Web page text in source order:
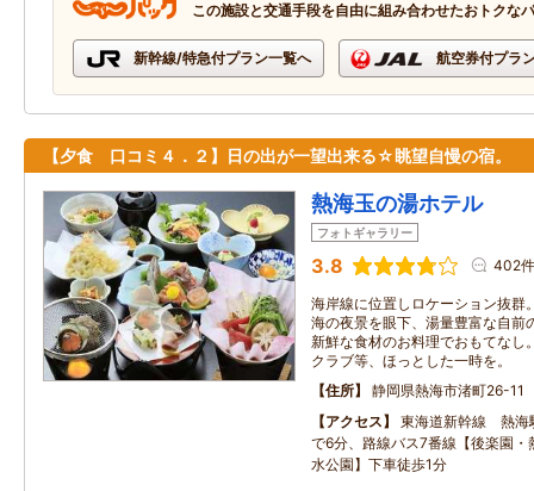
この施設と交通手段を自由に組み合わせたおトクな
新幹線/特急付プラン一覧へ 航空券付プラ
【夕食 口コミ４．２】日の出が一望出来る☆眺望自慢の宿。
熱海玉の湯ホテル
フォトギャラリー
3.8 402件
海岸線に位置しロケーション抜群
海の夜景を眼下、湯量豊富な自前
新鮮な食材のお料理でおもてなし
クラブ等、ほっとした一時を。
住所
静岡県熱海市渚町26-11
アクセス
東海道新幹線 熱海
で6分、路線バス7番線【後楽園・
水公園】下車徒歩1分